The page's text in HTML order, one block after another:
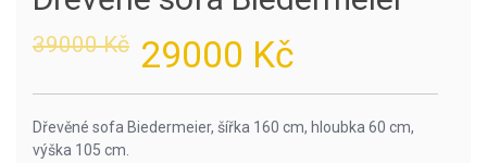
39000Kč
Original
29000 Kč
Current
Dřevěné sofa Biedermeier, šířka 160 cm, hloubka 60 cm,
výška 105 cm.